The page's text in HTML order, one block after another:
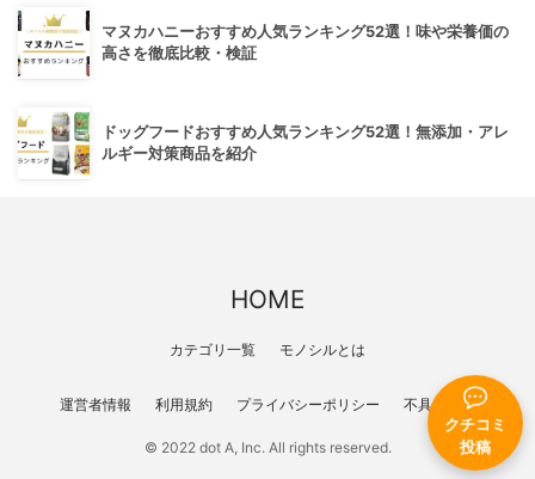
クチコミ
投稿
マヌカハニーおすすめ人気ランキング52選！味や栄養価の
高さを徹底比較・検証
ドッグフードおすすめ人気ランキング52選！無添加・アレ
ルギー対策商品を紹介
HOME
カテゴリ一覧 モノシルとは
運営者情報 利用規約 プライバシーポリシー 不具合報告
© 2022 dot A, Inc. All rights reserved.